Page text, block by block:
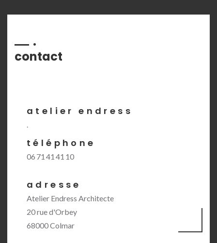
contact
atelier endress
.
téléphone
06 71 41 41 10
adresse
Atelier Endress Architecte
20 rue d'Orbey
68000 Colmar